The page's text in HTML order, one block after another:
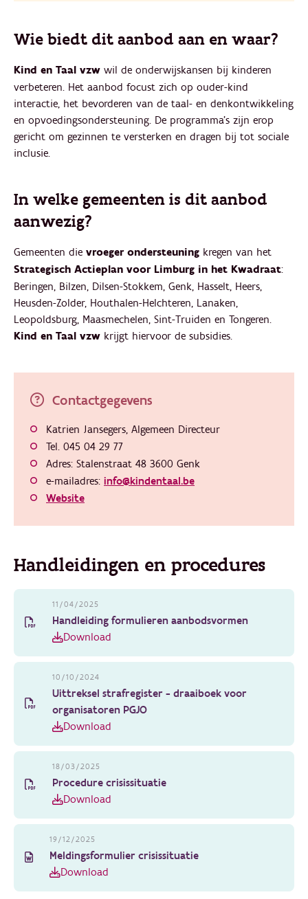
Wie biedt dit aanbod aan en waar?
Kind en Taal vzw wil de onderwijskansen bij kinderen
verbeteren. Het aanbod focust zich op ouder-kind
interactie, het bevorderen van de taal- en denkontwikkeling
en opvoedingsondersteuning. De programma’s zijn erop
gericht om gezinnen te versterken en dragen bij tot sociale
inclusie.
In welke gemeenten is dit aanbod
aanwezig?
Gemeenten die vroeger ondersteuning kregen van het
Strategisch Actieplan voor Limburg in het Kwadraat:
Beringen, Bilzen, Dilsen-Stokkem, Genk, Hasselt, Heers,
Heusden-Zolder, Houthalen-Helchteren, Lanaken,
Leopoldsburg, Maasmechelen, Sint-Truiden en Tongeren.
Kind en Taal vzw krijgt hiervoor de subsidies.
Contactgegevens
Katrien Jansegers, Algemeen Directeur
Tel. 045 04 29 77
Adres: Stalenstraat 48 3600 Genk
e-mailadres: info@kindentaal.be
Website
Handleidingen en procedures
11/04/2025
Handleiding formulieren aanbodsvormen
Download
10/10/2024
Uittreksel strafregister - draaiboek voor
organisatoren PGJO
Download
18/03/2025
Procedure crisissituatie
Download
19/12/2025
Meldingsformulier crisissituatie
Download